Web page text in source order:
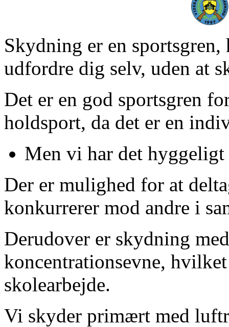
Skydning er en
udfordre dig selv, uden at
Det er en god sportsgren
holdsport, da det er en
Men vi har det
Der er mulighed for at
konkurrerer mod andre i
Derudover er skydning
koncentrationsevne,
skolearbejde.
Vi skyder primært med